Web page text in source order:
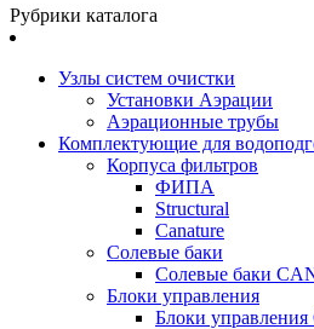
Рубрики каталога
Узлы систем очистки
Установки Аэрации
Аэрационные трубы
Комплектующие для
Корпуса фильтров
ФИПА
Structural
Canature
Солевые баки
Солевые баки
Блоки управления
Блоки управления